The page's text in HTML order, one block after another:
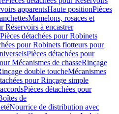
apparentsHaute positionPièces
Mamelons, rosaces et
Réservoirs à encastrer
Pièces détachées pour Robinets
pour Robinets flotteurs pour
Pièces détachées pour
Mécanismes de chasseRinçage
double toucheMécanismes
pour Rinçage simple
Pièces détachées pour
de
Nourrice de distribution avec